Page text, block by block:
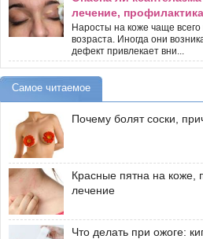
лечение, профилактика
Наросты на коже чаще
возраста. Иногда они
дефект привлекает вни...
Самое читаемое
Почему болят соски,
Красные пятна на коже,
лечение
Что делать при ожоге: